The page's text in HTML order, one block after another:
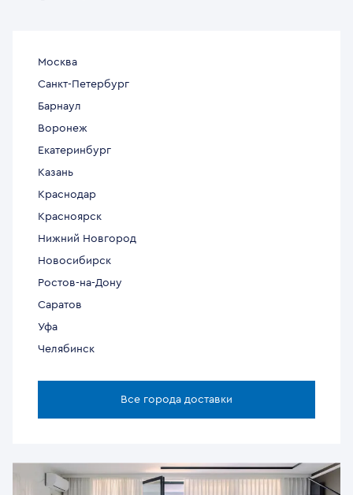
Москва
Санкт-Петербург
Барнаул
Воронеж
Екатеринбург
Казань
Краснодар
Красноярск
Нижний Новгород
Новосибирск
Ростов-на-Дону
Саратов
Уфа
Челябинск
Все города доставки